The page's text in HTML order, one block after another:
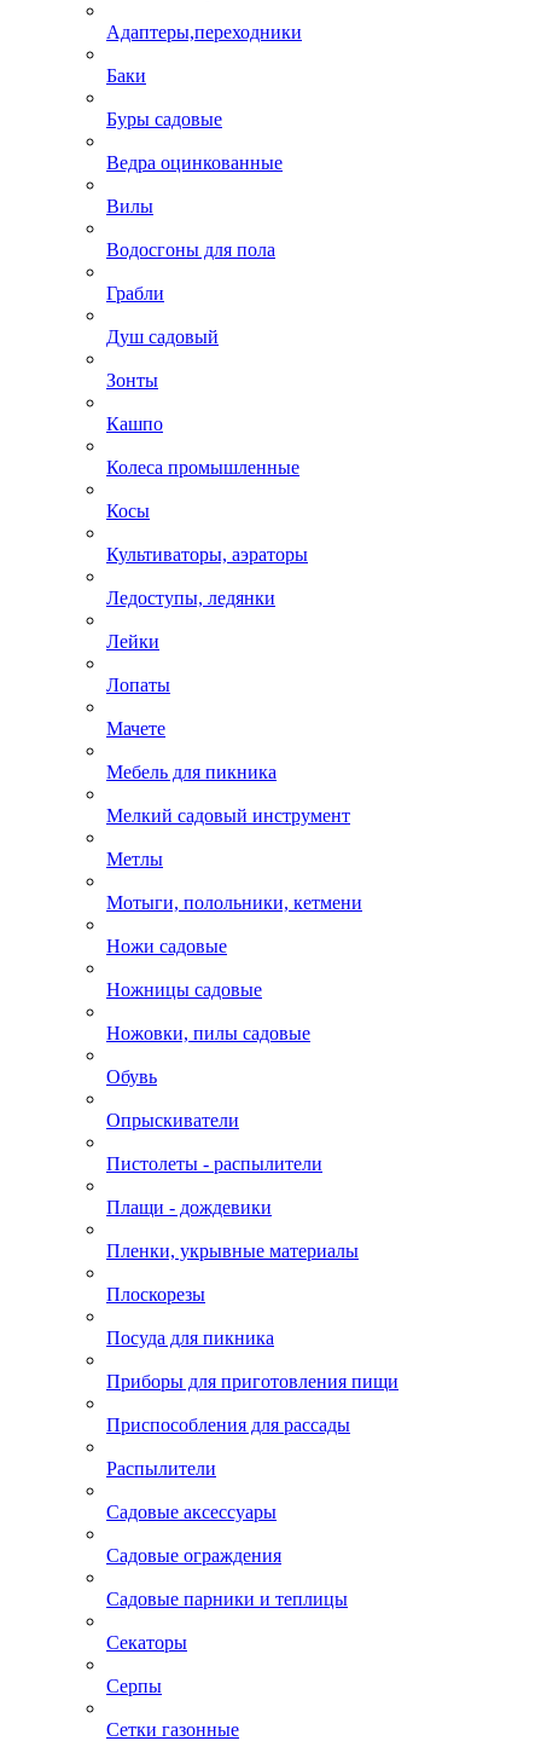
Адаптеры,переходники
Баки
Буры садовые
Ведра оцинкованные
Вилы
Водосгоны для пола
Грабли
Душ садовый
Зонты
Кашпо
Колеса промышленные
Косы
Культиваторы, аэраторы
Ледоступы, ледянки
Лейки
Лопаты
Мачете
Мебель для пикника
Мелкий садовый инструмент
Метлы
Мотыги, полольники, кетмени
Ножи садовые
Ножницы садовые
Ножовки, пилы садовые
Обувь
Опрыскиватели
Пистолеты - распылители
Плащи - дождевики
Пленки, укрывные материалы
Плоскорезы
Посуда для пикника
Приборы для приготовления пищи
Приспособления для рассады
Распылители
Садовые аксессуары
Садовые ограждения
Садовые парники и теплицы
Секаторы
Серпы
Сетки газонные